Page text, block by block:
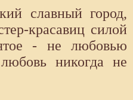
славный город,
красавиц силой
- не любовью
никогда не